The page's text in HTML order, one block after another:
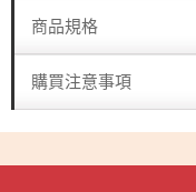
商品規格
購買注意事項